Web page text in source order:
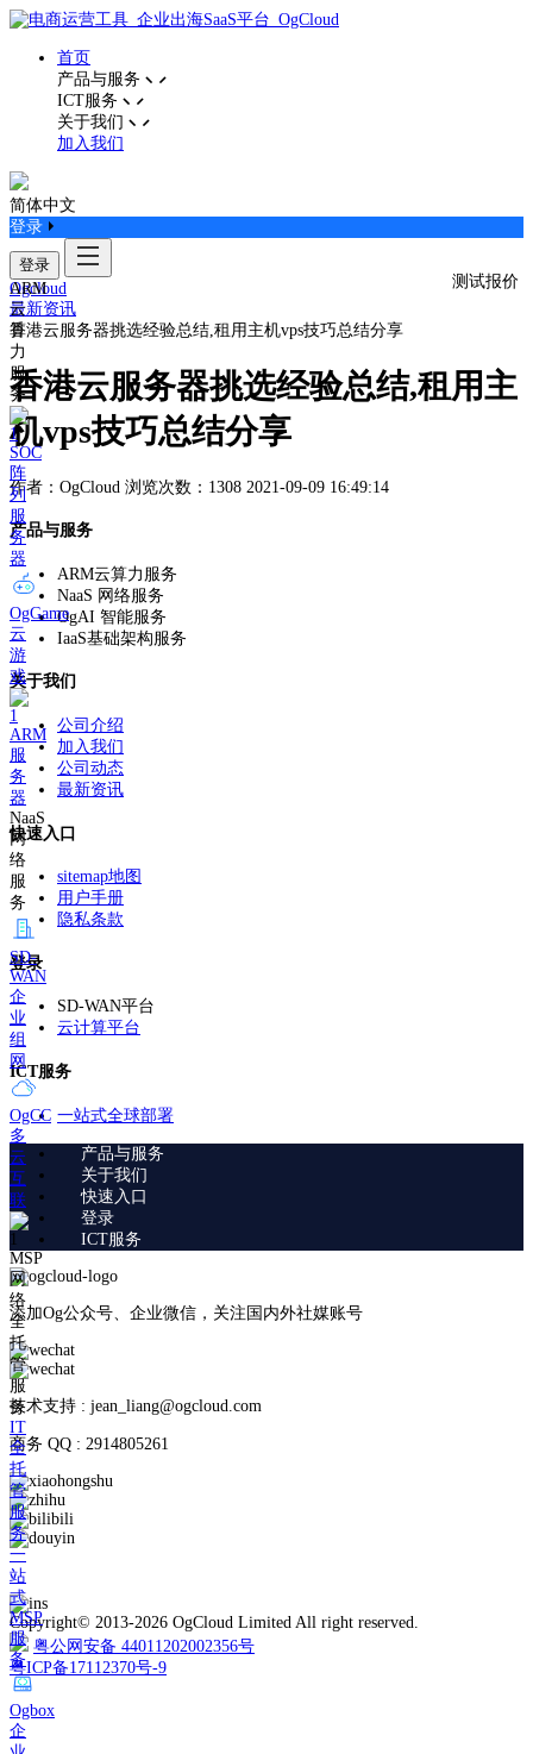
测试报价
首页
产品与服务
ICT服务
关于我们
加入我们
简体中文
登录
登录
ARM
云
算
力
服
务
SOC
阵
列
服
务
器
OgGame
云
游
戏
ARM
服
务
器
NaaS
网
络
服
务
SD-
WAN
企
业
组
网
OgCC
多
云
互
联
MSP
网
络
全
托
管
服
务
IT
全
托
管
服
务
一
站
式
MSP
服
务
Ogbox
企
Ogcloud
最新资讯
香港云服务器挑选经验总结,租用主机vps技巧总结分享
香港云服务器挑选经验总结,租用主
机vps技巧总结分享
作者：OgCloud 浏览次数：1308 2021-09-09 16:49:14
产品与服务
ARM云算力服务
NaaS 网络服务
OgAI 智能服务
IaaS基础架构服务
关于我们
公司介绍
加入我们
公司动态
最新资讯
快速入口
sitemap地图
用户手册
隐私条款
登录
SD-WAN平台
云计算平台
ICT服务
一站式全球部署
产品与服务
关于我们
快速入口
登录
ICT服务
添加Og公众号、企业微信，关注国内外社媒账号
技术支持 : jean_liang@ogcloud.com
商务 QQ : 2914805261
Copyright© 2013-2026 OgCloud Limited All right reserved.
粤公网安备 44011202002356号
粤ICP备17112370号-9